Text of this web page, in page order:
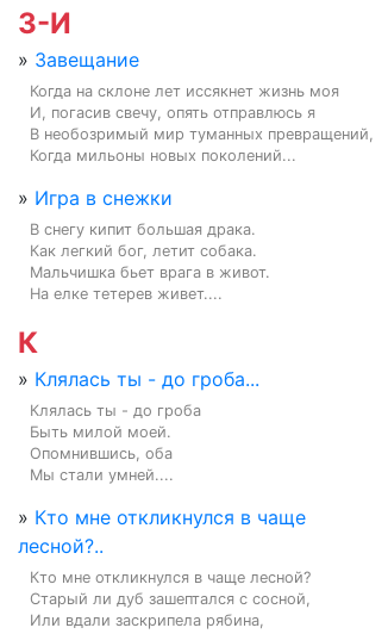
З-И
» Завещание
Когда на склоне лет иссякнет жизнь моя
И, погасив свечу, опять отправлюсь я
В необозримый мир туманных превращений,
Когда мильоны новых поколений...
» Игра в снежки
В снегу кипит большая драка.
Как легкий бог, летит собака.
Мальчишка бьет врага в живот.
На елке тетерев живет....
К
» Клялась ты - до гроба...
Клялась ты - до гроба
Быть милой моей.
Опомнившись, оба
Мы стали умней....
» Кто мне откликнулся в чаще
лесной?..
Кто мне откликнулся в чаще лесной?
Старый ли дуб зашептался с сосной,
Или вдали заскрипела рябина,